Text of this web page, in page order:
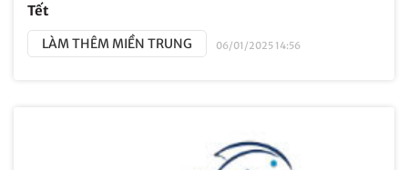
Tết
LÀM THÊM MIỀN TRUNG 06/01/2025 14:56